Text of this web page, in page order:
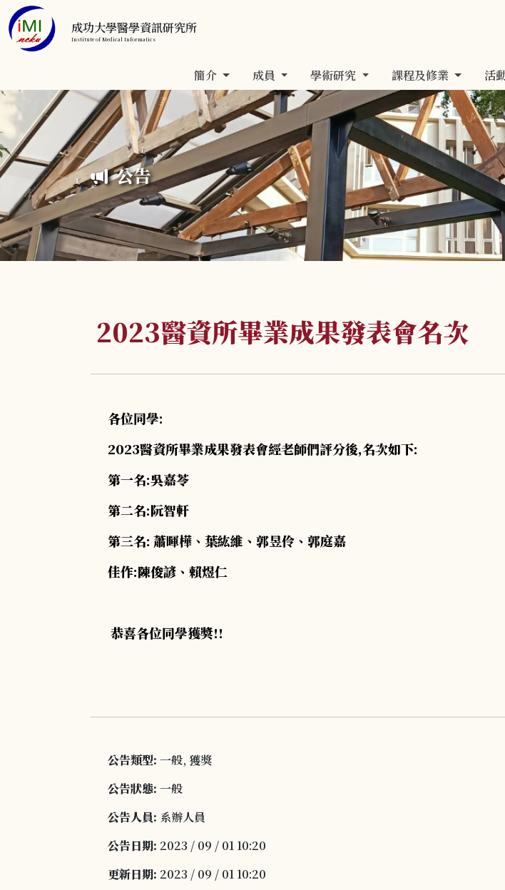
成功大學醫學資訊研究所
Institute of Medical Informatics
簡介 成員 學術研究 課程及修業 活
公告
2023醫資所畢業成果發表會名次
各位同學:
2023醫資所畢業成果發表會經老師們評分後,名次如下:
第一名:吳嘉苓
第二名:阮智軒
第三名: 蕭暉樺、葉紘維、郭昱伶、郭庭嘉
佳作:陳俊諺、賴煜仁
恭喜各位同學獲獎!!
公告類型: 一般, 獲獎
公告狀態: 一般
公告人員: 系辦人員
公告日期: 2023 / 09 / 01 10:20
更新日期: 2023 / 09 / 01 10:20